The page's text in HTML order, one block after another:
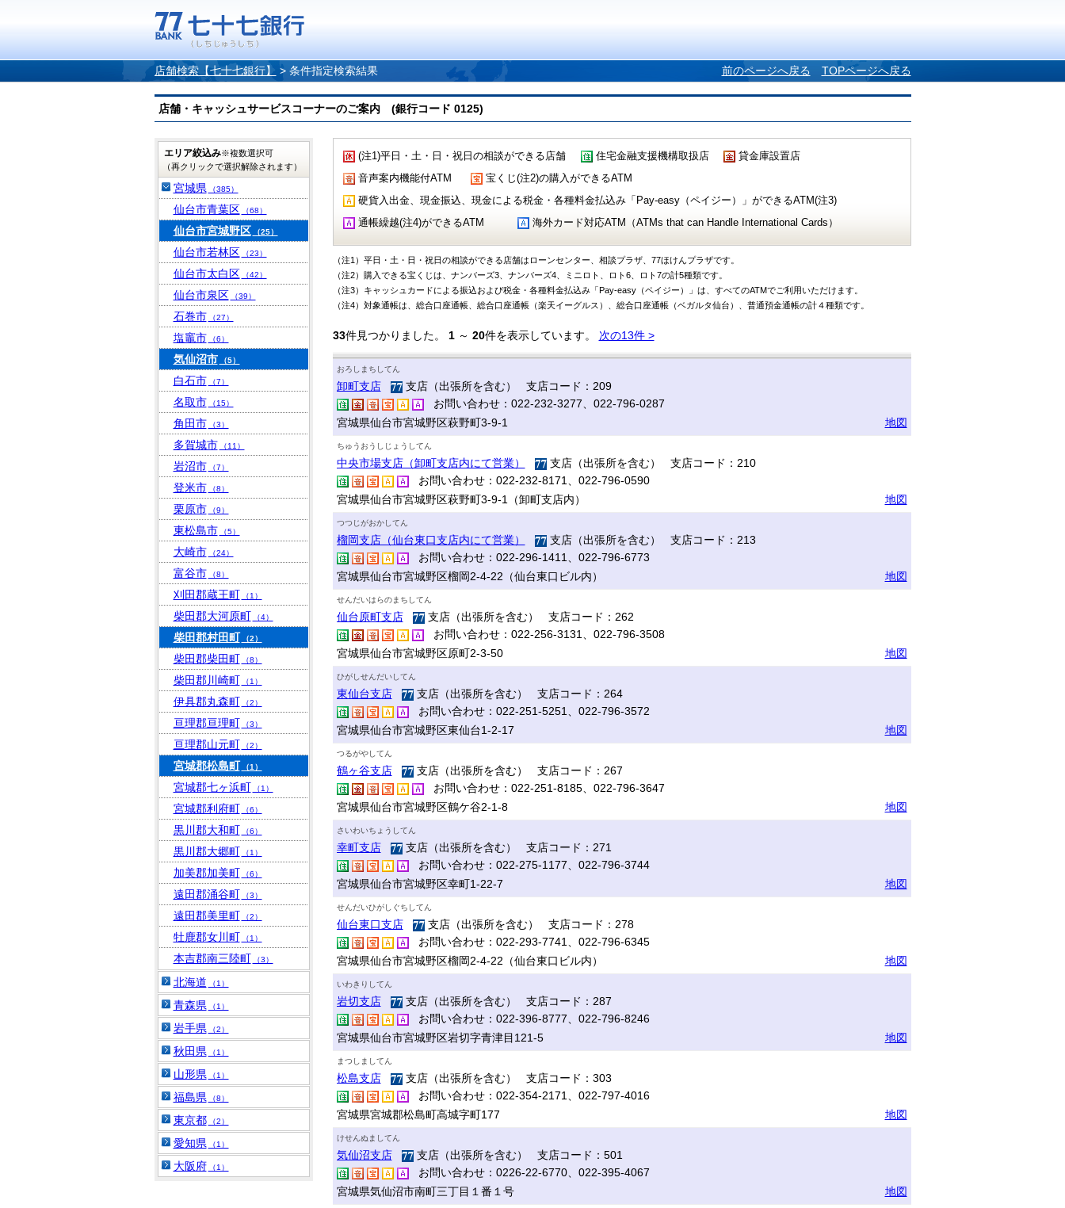
店舗検索【七十七銀行】 > 条件指定検索結果 前のページへ戻る TOPページへ戻る
店舗・キャッシュサービスコーナーのご案内 (銀行コード 0125)
(注1)平日・土・日・祝日の相談ができる店舗 住宅金融支援機構取扱店
貸金庫設置店
音声案内機能付ATM
宝くじ(注2)の購入ができるATM
硬貨入出金、現金振込、現金による税金・各種料金払込み「Pay-easy（ペイジー）」ができるATM(注3)
通帳繰越(注4)ができるATM
海外カード対応ATM（ATMs that can Handle International Cards）
（注1）平日・土・日・祝日の相談ができる店舗はローンセンター、相談プラザ、77ほけんプラザです。
（注2）購入できる宝くじは、ナンバーズ3、ナンバーズ4、ミニロト、ロト6、ロト7の計5種類です。
（注3）キャッシュカードによる振込および税金・各種料金払込み「Pay-easy（ペイジー）」は、すべてのATMでご利用いただけます。
（注4）対象通帳は、総合口座通帳、総合口座通帳（楽天イーグルス）、総合口座通帳（ベガルタ仙台）、普通預金通帳の計４種類です。
33件見つかりました。 1～ 20件を表示しています。 次の13件 >
おろしまちしてん
卸町支店
支店（出張所を含む） 支店コード：209
お問い合わせ：022-232-3277、022-796-0287
宮城県仙台市宮城野区萩野町3-9-1
地図
ちゅうおうしじょうしてん
中央市場支店（卸町支店内にて営業）
支店（出張所を含む） 支店コード：210
お問い合わせ：022-232-8171、022-796-0590
宮城県仙台市宮城野区萩野町3-9-1（卸町支店内）
地図
つつじがおかしてん
榴岡支店（仙台東口支店内にて営業）
支店（出張所を含む） 支店コード：213
お問い合わせ：022-296-1411、022-796-6773
宮城県仙台市宮城野区榴岡2-4-22（仙台東口ビル内）
地図
せんだいはらのまちしてん
仙台原町支店
支店（出張所を含む） 支店コード：262
お問い合わせ：022-256-3131、022-796-3508
宮城県仙台市宮城野区原町2-3-50
地図
ひがしせんだいしてん
東仙台支店
支店（出張所を含む） 支店コード：264
お問い合わせ：022-251-5251、022-796-3572
宮城県仙台市宮城野区東仙台1-2-17
地図
つるがやしてん
鶴ヶ谷支店
支店（出張所を含む） 支店コード：267
お問い合わせ：022-251-8185、022-796-3647
宮城県仙台市宮城野区鶴ケ谷2-1-8
地図
さいわいちょうしてん
幸町支店
支店（出張所を含む） 支店コード：271
お問い合わせ：022-275-1177、022-796-3744
宮城県仙台市宮城野区幸町1-22-7
地図
せんだいひがしぐちしてん
仙台東口支店
支店（出張所を含む） 支店コード：278
お問い合わせ：022-293-7741、022-796-6345
宮城県仙台市宮城野区榴岡2-4-22（仙台東口ビル内）
地図
いわきりしてん
岩切支店
支店（出張所を含む） 支店コード：287
お問い合わせ：022-396-8777、022-796-8246
宮城県仙台市宮城野区岩切字青津目121-5
地図
まつしましてん
松島支店
支店（出張所を含む） 支店コード：303
お問い合わせ：022-354-2171、022-797-4016
宮城県宮城郡松島町高城字町177
地図
けせんぬましてん
気仙沼支店
支店（出張所を含む） 支店コード：501
お問い合わせ：0226-22-6770、022-395-4067
宮城県気仙沼市南町三丁目１番１号
地図
エリア絞込み※複数選択可
（再クリックで選択解除されます）
宮城県 （385）
仙台市青葉区 （68）
仙台市宮城野区 （25）
仙台市若林区 （23）
仙台市太白区 （42）
仙台市泉区 （39）
石巻市 （27）
塩竈市 （6）
気仙沼市 （5）
白石市 （7）
名取市 （15）
角田市 （3）
多賀城市 （11）
岩沼市 （7）
登米市 （8）
栗原市 （9）
東松島市 （5）
大崎市 （24）
富谷市 （8）
刈田郡蔵王町 （1）
柴田郡大河原町 （4）
柴田郡村田町 （2）
柴田郡柴田町 （8）
柴田郡川崎町 （1）
伊具郡丸森町 （2）
亘理郡亘理町 （3）
亘理郡山元町 （2）
宮城郡松島町 （1）
宮城郡七ヶ浜町 （1）
宮城郡利府町 （6）
黒川郡大和町 （6）
黒川郡大郷町 （1）
加美郡加美町 （6）
遠田郡涌谷町 （3）
遠田郡美里町 （2）
牡鹿郡女川町 （1）
本吉郡南三陸町 （3）
北海道 （1）
青森県 （1）
岩手県 （2）
秋田県 （1）
山形県 （1）
福島県 （8）
東京都 （2）
愛知県 （1）
大阪府 （1）